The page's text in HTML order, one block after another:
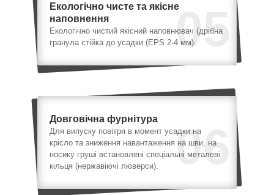
05
Екологічно чисте та якісне
наповнення
Екологічно чистий якісний наповнювач (дрібна
гранула стійка до усадки (EPS 2-4 мм).
06
Довговічна фурнітура
Для випуску повітря в момент усадки на
крісло та зниження навантаження на шви, на
носику груші встановлені спеціальні металеві
кільця (нержавіючі люверси).